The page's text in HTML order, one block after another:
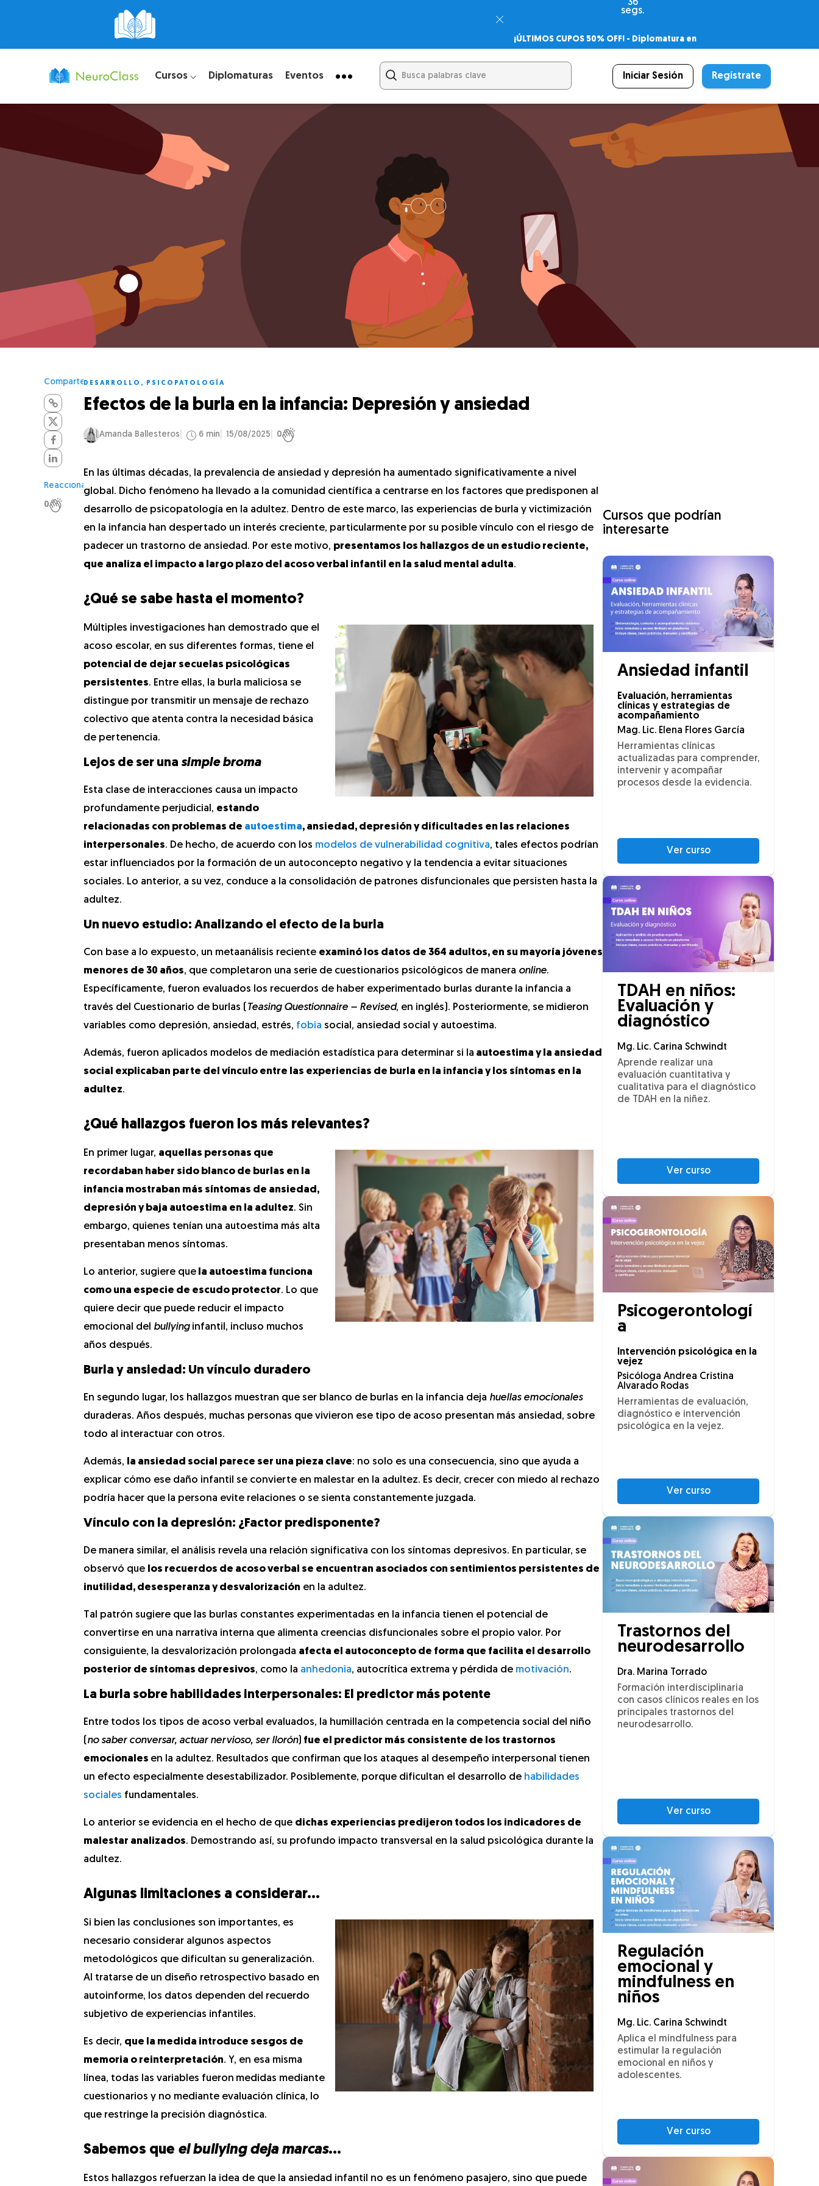
34
segs.
¡ÚLTIMOS CUPOS 50% OFF! - Diplomatura en
– Certificado Universitario
Cursos ⌵ Diplomaturas Eventos Iniciar Sesión Regístrate
Comparte
Reacciona
0
DESARROLLO , PSICOPATOLOGÍA
Efectos de la burla en la infancia: Depresión y ansiedad
Amanda Ballesteros 6 min 15/08/2025 0
En las últimas décadas, la prevalencia de ansiedad y depresión ha aumentado significativamente a nivel
global. Dicho fenómeno ha llevado a la comunidad científica a centrarse en los factores que predisponen al
desarrollo de psicopatología en la adultez. Dentro de este marco, las experiencias de burla y victimización
en la infancia han despertado un interés creciente, particularmente por su posible vínculo con el riesgo de
padecer un trastorno de ansiedad. Por este motivo, presentamos los hallazgos de un estudio reciente,
que analiza el impacto a largo plazo del acoso verbal infantil en la salud mental adulta.
¿Qué se sabe hasta el momento?
Múltiples investigaciones han demostrado que el
acoso escolar, en sus diferentes formas, tiene el
potencial de dejar secuelas psicológicas
persistentes. Entre ellas, la burla maliciosa se
distingue por transmitir un mensaje de rechazo
colectivo que atenta contra la necesidad básica
de pertenencia.
Lejos de ser una simple broma
Esta clase de interacciones causa un impacto
profundamente perjudicial, estando
relacionadas con problemas de autoestima, ansiedad, depresión y dificultades en las relaciones
interpersonales. De hecho, de acuerdo con los modelos de vulnerabilidad cognitiva, tales efectos podrían
estar influenciados por la formación de un autoconcepto negativo y la tendencia a evitar situaciones
sociales. Lo anterior, a su vez, conduce a la consolidación de patrones disfuncionales que persisten hasta la
adultez.
Un nuevo estudio: Analizando el efecto de la burla
Con base a lo expuesto, un metaanálisis reciente examinó los datos de 364 adultos, en su mayoría jóvenes
menores de 30 años, que completaron una serie de cuestionarios psicológicos de manera online.
Específicamente, fueron evaluados los recuerdos de haber experimentado burlas durante la infancia a
través del Cuestionario de burlas ( Teasing Questionnaire – Revised, en inglés). Posteriormente, se midieron
variables como depresión, ansiedad, estrés, fobia social, ansiedad social y autoestima.
Además, fueron aplicados modelos de mediación estadística para determinar si la autoestima y la ansiedad
social explicaban parte del vínculo entre las experiencias de burla en la infancia y los síntomas en la
adultez.
¿Qué hallazgos fueron los más relevantes?
En primer lugar, aquellas personas que
recordaban haber sido blanco de burlas en la
infancia mostraban más síntomas de ansiedad,
depresión y baja autoestima en la adultez. Sin
embargo, quienes tenían una autoestima más alta
presentaban menos síntomas.
Lo anterior, sugiere que la autoestima funciona
como una especie de escudo protector. Lo que
quiere decir que puede reducir el impacto
emocional del bullying infantil, incluso muchos
años después.
Burla y ansiedad: Un vínculo duradero
En segundo lugar, los hallazgos muestran que ser blanco de burlas en la infancia deja huellas emocionales
duraderas. Años después, muchas personas que vivieron ese tipo de acoso presentan más ansiedad, sobre
todo al interactuar con otros.
Además, la ansiedad social parece ser una pieza clave: no solo es una consecuencia, sino que ayuda a
explicar cómo ese daño infantil se convierte en malestar en la adultez. Es decir, crecer con miedo al rechazo
podría hacer que la persona evite relaciones o se sienta constantemente juzgada.
Vínculo con la depresión: ¿Factor predisponente?
De manera similar, el análisis revela una relación significativa con los síntomas depresivos. En particular, se
observó que los recuerdos de acoso verbal se encuentran asociados con sentimientos persistentes de
inutilidad, desesperanza y desvalorización en la adultez.
Tal patrón sugiere que las burlas constantes experimentadas en la infancia tienen el potencial de
convertirse en una narrativa interna que alimenta creencias disfuncionales sobre el propio valor. Por
consiguiente, la desvalorización prolongada afecta el autoconcepto de forma que facilita el desarrollo
posterior de síntomas depresivos, como la anhedonia, autocrítica extrema y pérdida de motivación.
La burla sobre habilidades interpersonales: El predictor más potente
Entre todos los tipos de acoso verbal evaluados, la humillación centrada en la competencia social del niño
( no saber conversar, actuar nervioso, ser llorón) fue el predictor más consistente de los trastornos
emocionales en la adultez. Resultados que confirman que los ataques al desempeño interpersonal tienen
un efecto especialmente desestabilizador. Posiblemente, porque dificultan el desarrollo de habilidades
sociales fundamentales.
Lo anterior se evidencia en el hecho de que dichas experiencias predijeron todos los indicadores de
malestar analizados. Demostrando así, su profundo impacto transversal en la salud psicológica durante la
adultez.
Algunas limitaciones a considerar…
Si bien las conclusiones son importantes, es
necesario considerar algunos aspectos
metodológicos que dificultan su generalización.
Al tratarse de un diseño retrospectivo basado en
autoinforme, los datos dependen del recuerdo
subjetivo de experiencias infantiles.
Es decir, que la medida introduce sesgos de
memoria o reinterpretación. Y, en esa misma
línea, todas las variables fueron medidas mediante
cuestionarios y no mediante evaluación clínica, lo
que restringe la precisión diagnóstica.
Sabemos que el bullying deja marcas…
Estos hallazgos refuerzan la idea de que la ansiedad infantil no es un fenómeno pasajero, sino que puede
Cursos que podrían
interesarte
Ansiedad infantil
Evaluación, herramientas
clínicas y estrategias de
acompañamiento
Mag. Lic. Elena Flores García
Herramientas clínicas
actualizadas para comprender,
intervenir y acompañar
procesos desde la evidencia.
Ver curso
TDAH en niños:
Evaluación y
diagnóstico
Mg. Lic. Carina Schwindt
Aprende realizar una
evaluación cuantitativa y
cualitativa para el diagnóstico
de TDAH en la niñez.
Ver curso
Psicogerontologí
a
Intervención psicológica en la
vejez
Psicóloga Andrea Cristina
Alvarado Rodas
Herramientas de evaluación,
diagnóstico e intervención
psicológica en la vejez.
Ver curso
Trastornos del
neurodesarrollo
Dra. Marina Torrado
Formación interdisciplinaria
con casos clínicos reales en los
principales trastornos del
neurodesarrollo.
Ver curso
Regulación
emocional y
mindfulness en
niños
Mg. Lic. Carina Schwindt
Aplica el mindfulness para
estimular la regulación
emocional en niños y
adolescentes.
Ver curso